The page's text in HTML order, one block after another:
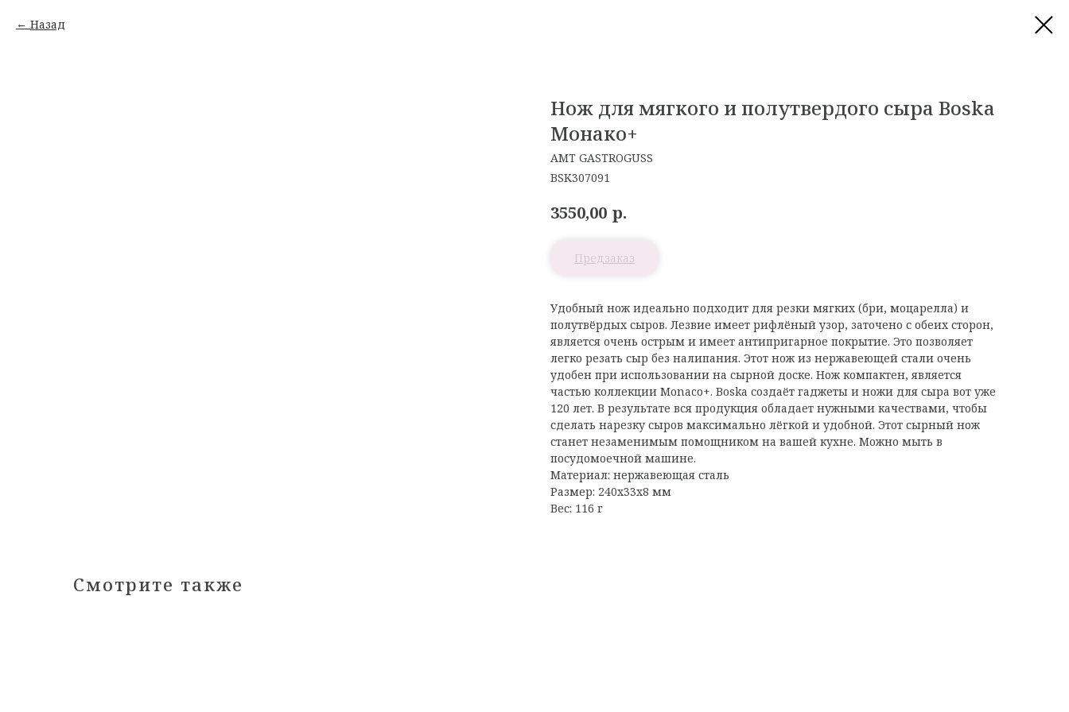
Назад
Нож для мягкого и полутвердого сыра Boska
Монако+
AMT GASTROGUSS
BSK307091
3550,00 р.
Удобный нож идеально подходит для резки мягких (бри, моцарелла) и
полутвёрдых сыров. Лезвие имеет рифлёный узор, заточено с обеих сторон,
является очень острым и имеет антипригарное покрытие. Это позволяет
легко резать сыр без налипания. Этот нож из нержавеющей стали очень
удобен при использовании на сырной доске. Нож компактен, является
частью коллекции Monaco+. Boska создаёт гаджеты и ножи для сыра вот уже
120 лет. В результате вся продукция обладает нужными качествами, чтобы
сделать нарезку сыров максимально лёгкой и удобной. Этот сырный нож
станет незаменимым помощником на вашей кухне. Можно мыть в
посудомоечной машине.
Материал: нержавеющая сталь
Размер: 240x33x8 мм
Вес: 116 г
Смотрите также